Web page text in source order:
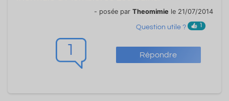
1 Répondre
- posée par Theomimie le 21/07/2014
Question utile ? 1